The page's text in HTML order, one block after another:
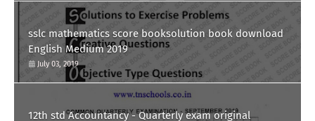
sslc mathematics score booksolution book download
English Medium 2019
July 03, 2019
12th std Accountancy - Quarterly exam original